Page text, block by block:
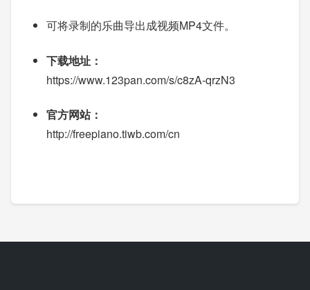
可将录制的乐曲导出成视频MP4文件。
下载地址：
https://www.123pan.com/s/c8zA-qrzN3
官方网站：
http://freepiano.tiwb.com/cn